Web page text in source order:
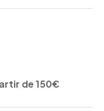
de 150€